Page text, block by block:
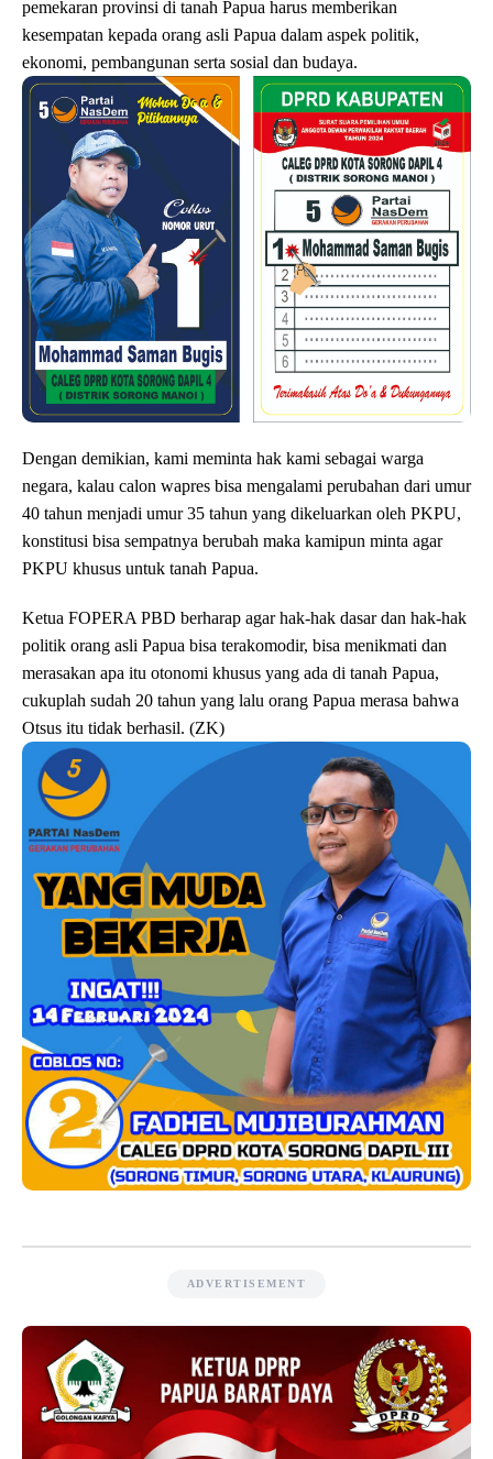
pemekaran provinsi di tanah Papua harus memberikan
kesempatan kepada orang asli Papua dalam aspek politik,
ekonomi, pembangunan serta sosial dan budaya.
Dengan demikian, kami meminta hak kami sebagai warga
negara, kalau calon wapres bisa mengalami perubahan dari umur
40 tahun menjadi umur 35 tahun yang dikeluarkan oleh PKPU,
konstitusi bisa sempatnya berubah maka kamipun minta agar
PKPU khusus untuk tanah Papua.
Ketua FOPERA PBD berharap agar hak-hak dasar dan hak-hak
politik orang asli Papua bisa terakomodir, bisa menikmati dan
merasakan apa itu otonomi khusus yang ada di tanah Papua,
cukuplah sudah 20 tahun yang lalu orang Papua merasa bahwa
Otsus itu tidak berhasil. (ZK)
ADVERTISEMENT